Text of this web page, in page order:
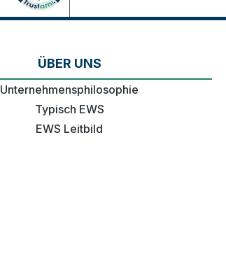
ÜBER UNS
Unternehmensphilosophie
Typisch EWS
EWS Leitbild